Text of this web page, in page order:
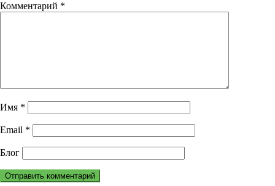
Комментарий *
Имя *
Email *
Блог